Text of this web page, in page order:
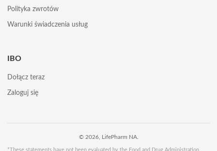
Polityka zwrotów
Warunki świadczenia usług
IBO
Dołącz teraz
Zaloguj się
© 2026, LifePharm NA.
*These statements have not been evaluated by the Food and Drug Administration.